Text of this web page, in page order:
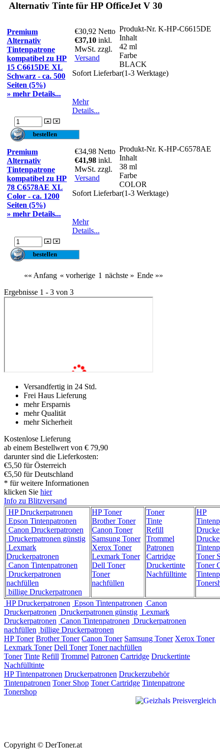
Alternativ Tinte für HP OfficeJet V 30
Premium
Alternativ
Tintenpatrone
kompatibel zu HP
15 C6615DE XL
Schwarz - ca. 500
Seiten (5%)
» mehr Details...
€30,92 Netto
€37,10 inkl.
MwSt. zzgl.
Versand
Produkt-Nr. K-HP-C6615DE
Inhalt
42 ml
Farbe
BLACK
Sofort Lieferbar(1-3 Werktage)
Mehr
Details...
Premium
Alternativ
Tintenpatrone
kompatibel zu HP
78 C6578AE XL
Color - ca. 1200
Seiten (5%)
» mehr Details...
€34,98 Netto
€41,98 inkl.
MwSt. zzgl.
Versand
Produkt-Nr. K-HP-C6578AE
Inhalt
38 ml
Farbe
COLOR
Sofort Lieferbar(1-3 Werktage)
Mehr
Details...
«« Anfang « vorherige 1 nächste » Ende »»
Ergebnisse 1 - 3 von 3
Versandfertig in 24 Std.
Frei Haus Lieferung
mehr Ersparnis
mehr Qualität
mehr Sicherheit
Kostenlose Lieferung
ab einem Bestellwert von € 79,90
darunter sind die Lieferkosten:
€5,50 für Österreich
€5,50 für Deutschland
* für weitere Informationen
klicken Sie hier
Info zu Blitzversand
HP Druckerpatronen
Epson Tintenpatronen
Canon Druckerpatronen
Druckerpatronen günstig
Lexmark
Druckerpatronen
Canon Tintenpatronen
Druckerpatronen
nachfüllen
billige Druckerpatronen
HP Toner
Brother Toner
Canon Toner
Samsung Toner
Xerox Toner
Lexmark Toner
Dell Toner
Toner
nachfüllen
Toner
Tinte
Refill
Trommel
Patronen
Cartridge
Druckertinte
Nachfülltinte
HP
Toner
Toner
HP Druckerpatronen Epson Tintenpatronen Canon
Druckerpatronen Druckerpatronen günstig Lexmark
Druckerpatronen Canon Tintenpatronen Druckerpatronen
nachfüllen billige Druckerpatronen
HP Toner Brother Toner Canon Toner Samsung Toner Xerox Toner
Lexmark Toner Dell Toner Toner nachfüllen
Toner Tinte Refill Trommel Patronen Cartridge Druckertinte
Nachfülltinte
HP Tintenpatronen Druckerpatronen Druckerzubehör
Tintenpatronen Toner Shop Toner Cartridge Tintenpatrone
Tonershop
Copyright © DerToner.at